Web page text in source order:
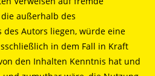
die außerhalb des
Autors liegen, würde eine
in dem Fall in Kraft
den Inhalten Kenntnis hat und